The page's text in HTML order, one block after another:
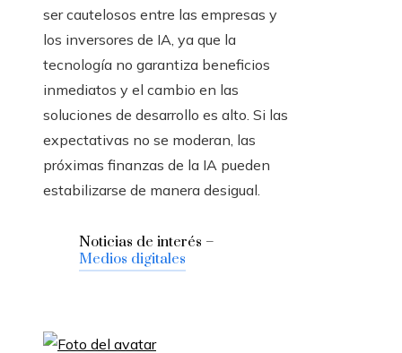
ser cautelosos entre las empresas y
los inversores de IA, ya que la
tecnología no garantiza beneficios
inmediatos y el cambio en las
soluciones de desarrollo es alto. Si las
expectativas no se moderan, las
próximas finanzas de la IA pueden
estabilizarse de manera desigual.
Noticias de interés –
Medios digitales